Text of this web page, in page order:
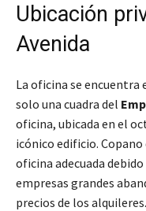
Ubicación
Avenida
La oficina se
solo una cuadra del
oficina, ubicada en el
icónico edificio.
oficina adecuada
empresas grandes
precios de los alquileres.